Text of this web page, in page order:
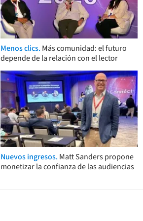
Menos clics. Más comunidad: el futuro
depende de la relación con el lector
Nuevos ingresos. Matt Sanders propone
monetizar la confianza de las audiencias